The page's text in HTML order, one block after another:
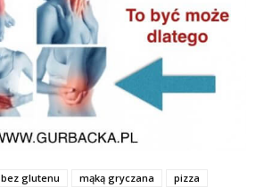
bez glutenu mąką gryczana pizza